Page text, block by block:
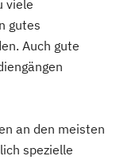
viele
gutes
Auch gute
an den meisten
spezielle